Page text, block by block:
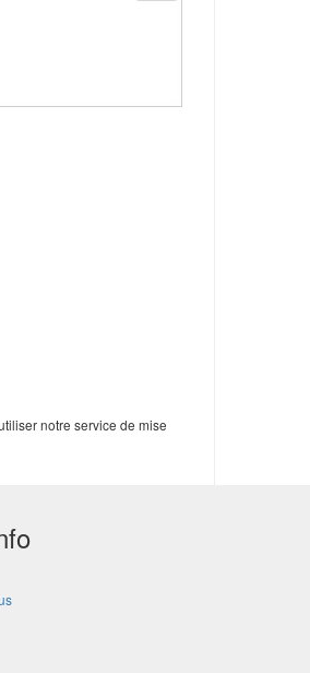
notre service de mise